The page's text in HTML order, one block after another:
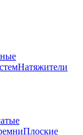
Натяжители
Плоские